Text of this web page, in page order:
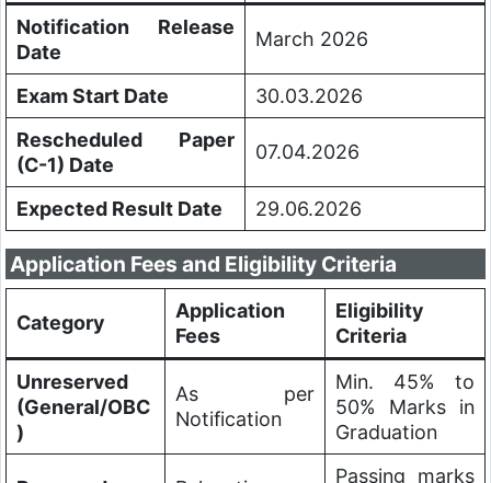
Notification Release
Date
March 2026
Exam Start Date
30.03.2026
Rescheduled Paper
(C-1) Date
07.04.2026
Expected Result Date 29.06.2026
Application Fees and Eligibility Criteria
Category
Application
Fees
Eligibility
Criteria
Unreserved
(General/OBC
)
As per
Notification
Min. 45% to
50% Marks in
Graduation
Passing marks